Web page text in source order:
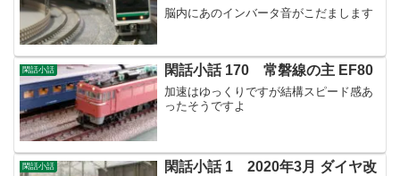
脳内にあのインバータ音がこだまします
閑話小話 閑話小話 170 常磐線の主 EF80
加速はゆっくりですが結構スピード感あ
ったそうですよ
閑話小話
閑話小話 1 2020年3月 ダイヤ改